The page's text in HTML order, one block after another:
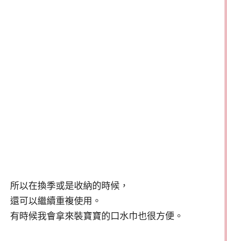
所以在換季或是收納的時候，
還可以繼續重複使用。
有時候我會拿來裝寶寶的口水巾也很方便。